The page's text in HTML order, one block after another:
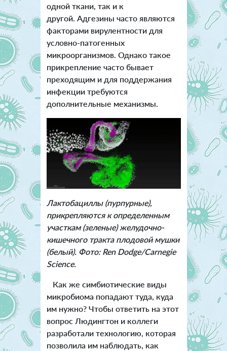
одной ткани, так и к
другой. Адгезины часто являются
факторами вирулентности для
условно-патогенных
микроорганизмов. Однако такое
прикрепление часто бывает
преходящим и для поддержания
инфекции требуются
дополнительные механизмы.
Лактобациллы (пурпурные),
прикрепляются к определенным
участкам (зеленые) желудочно-
кишечного тракта плодовой мушки
(белый). Фото: Ren Dodge/Carnegie
Science.
Как же симбиотические виды
микробиома попадают туда, куда
им нужно? Чтобы ответить на этот
вопрос Людингтон и коллеги
разработали технологию, которая
позволила им наблюдать, как